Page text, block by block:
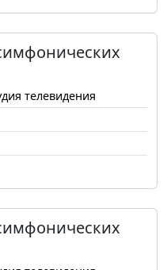
телевидения